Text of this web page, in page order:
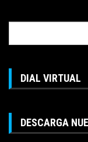
for:
DIAL VIRTUAL
DESCARGA